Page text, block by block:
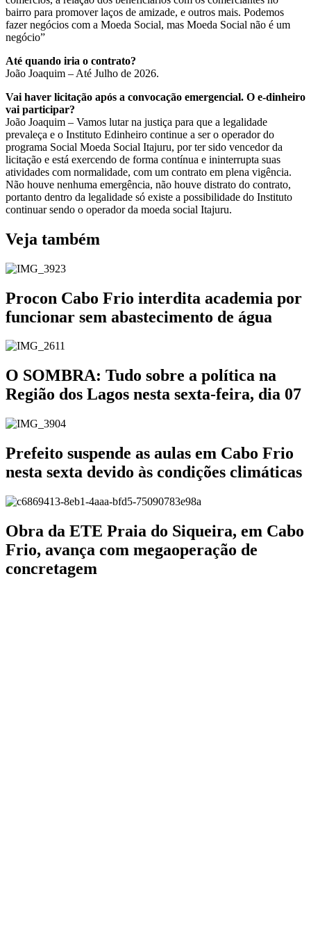
bairro para promover laços de amizade, e outros mais. Podemos
fazer negócios com a Moeda Social, mas Moeda Social não é um
negócio”
Até quando iria o contrato?
João Joaquim – Até Julho de 2026.
Vai haver licitação após a convocação emergencial. O e-dinheiro
vai participar?
João Joaquim – Vamos lutar na justiça para que a legalidade
prevaleça e o Instituto Edinheiro continue a ser o operador do
programa Social Moeda Social Itajuru, por ter sido vencedor da
licitação e está exercendo de forma contínua e ininterrupta suas
atividades com normalidade, com um contrato em plena vigência.
Não houve nenhuma emergência, não houve distrato do contrato,
portanto dentro da legalidade só existe a possibilidade do Instituto
continuar sendo o operador da moeda social Itajuru.
Veja também
Procon Cabo Frio interdita academia por
funcionar sem abastecimento de água
O SOMBRA: Tudo sobre a política na
Região dos Lagos nesta sexta-feira, dia 07
Prefeito suspende as aulas em Cabo Frio
nesta sexta devido às condições climáticas
Obra da ETE Praia do Siqueira, em Cabo
Frio, avança com megaoperação de
concretagem